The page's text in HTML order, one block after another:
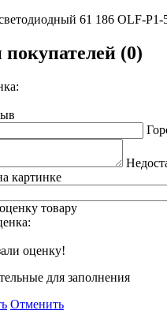
61 186 OLF-
(0)
картинке
товару
оценку!
для заполнения
Отменить